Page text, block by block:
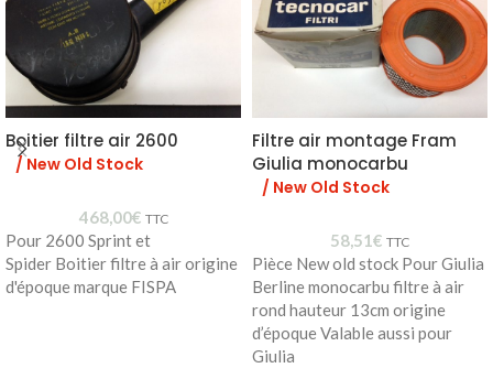
Boitier filtre air 2600
/ New Old Stock
468,00€ TTC
Pour 2600 Sprint et
Spider Boitier filtre à air origine
d'époque marque FISPA
Filtre air montage Fram
Giulia monocarbu
/ New Old Stock
58,51€ TTC
Pièce New old stock Pour Giulia
Berline monocarbu filtre à air
rond hauteur 13cm origine
d’époque Valable aussi pour
Giulia